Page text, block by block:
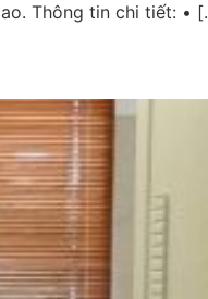
Thông tin chi tiết: •